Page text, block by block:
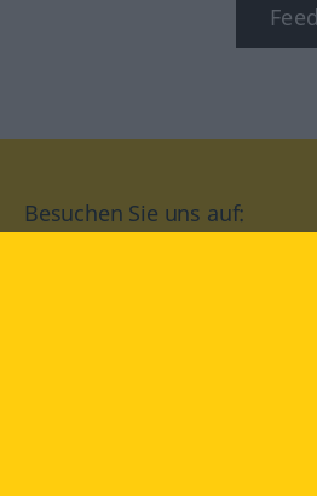
Besuchen Sie uns auf: